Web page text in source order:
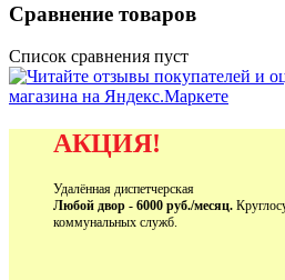
Сравнение товаров
Список сравнения пуст
АКЦИЯ!
Удалённая диспетчерская
Любой двор - 6000 руб./месяц.
коммунальных служб.